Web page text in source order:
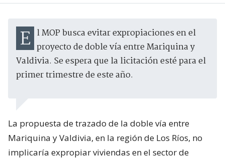
El MOP busca evitar expropiaciones en el proyecto de doble vía entre Mariquina y
Valdivia. Se espera que la licitación esté para el
primer trimestre de este año.
La propuesta de trazado de la doble vía entre
Mariquina y Valdivia, en la región de Los Ríos, no
implicaría expropiar viviendas en el sector de